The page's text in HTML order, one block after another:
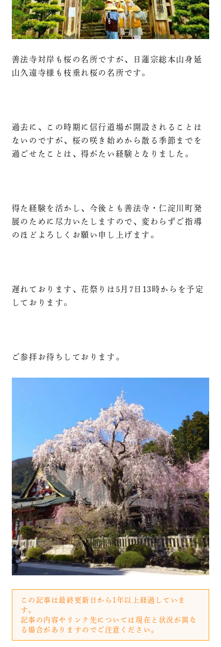
善法寺対岸も桜の名所ですが、日蓮宗総本山身延
山久遠寺様も枝垂れ桜の名所です。
過去に、この時期に信行道場が開設されることは
ないのですが、桜の咲き始めから散る季節までを
過ごせたことは、得がたい経験となりました。
得た経験を活かし、今後とも善法寺・仁淀川町発
展のために尽力いたしますので、変わらずご指導
のほどよろしくお願い申し上げます。
遅れております、花祭りは5月7日13時からを予定
しております。
ご参拝お待ちしております。
この記事は最終更新日から1年以上経過していま
す。
記事の内容やリンク先については現在と状況が異な
る場合がありますのでご注意ください。